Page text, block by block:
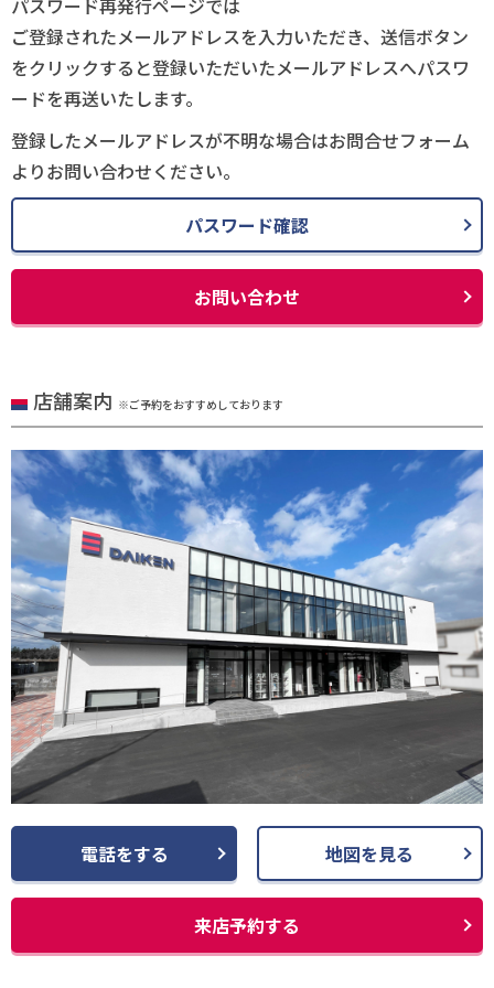
ご登録されたメールアドレスを入力いただき、送信ボタン
をクリックすると登録いただいたメールアドレスへパスワ
ードを再送いたします。
登録したメールアドレスが不明な場合はお問合せフォーム
よりお問い合わせください。
パスワード確認
お問い合わせ
店舗案内 ※ご予約をおすすめしております
電話をする 地図を見る
来店予約する